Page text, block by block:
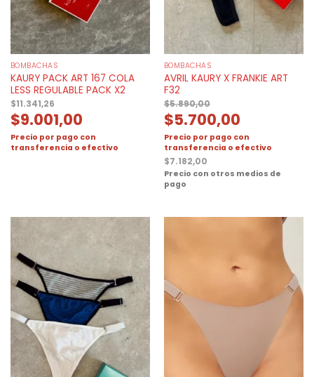
BOMBACHAS
KAURY PACK ART 167 COLA
LESS REGULABLE PACK X2
$11.341,26
$9.001,00
Precio por pago con
transferencia o efectivo
BOMBACHAS
AVRIL KAURY X FRANKIE ART
F32
$5.890,00
$5.700,00
Precio por pago con
transferencia o efectivo
$7.182,00
Precio con otros medios de
pago